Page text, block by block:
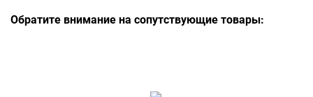
Обратите внимание на сопутствующие товары: